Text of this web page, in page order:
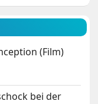
(Film)
bei der